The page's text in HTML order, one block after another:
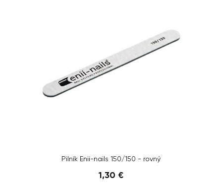
Pilník Enii-nails 150/150 - rovný
1,30 €